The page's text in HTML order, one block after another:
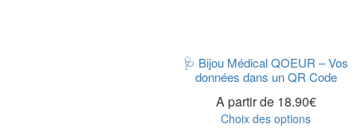
🩺 Bijou Médical QOEUR – Vos
données dans un QR Code
A partir de 18.90€
Choix des options